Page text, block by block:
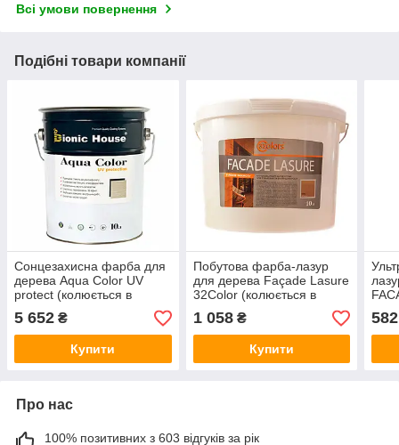
Всі умови повернення
Подібні товари компанії
Сонцезахисна фарба для
дерева Aqua Color UV
protect (колюється в
кольорі) 10 л
5 652 ₴
Купити
Побутова фарба-лазур
для дерева Façade Lasure
32Color (колюється в
кольорі) 2,5 л
1 058₴
Купити
582
Про нас
100% позитивних з 603 відгуків за рік